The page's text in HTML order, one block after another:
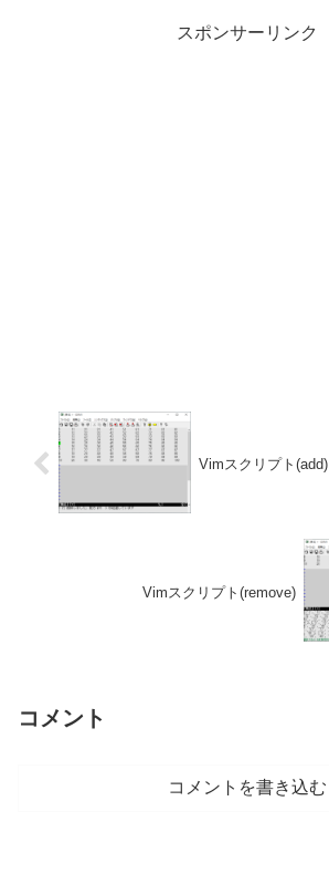
スポンサーリンク
Vimスクリプト(add)
Vimスクリプト(remove)
コメント
コメントを書き込む